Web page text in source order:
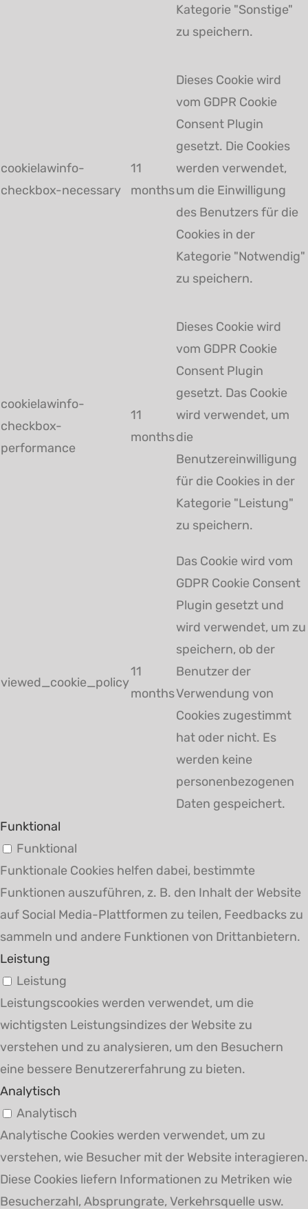
Kategorie "Sonstige"
zu speichern.
cookielawinfo-
checkbox-necessary
11
months
Dieses Cookie wird
vom GDPR Cookie
Consent Plugin
gesetzt. Die Cookies
werden verwendet,
um die Einwilligung
des Benutzers für die
Cookies in der
Kategorie "Notwendig"
zu speichern.
cookielawinfo-
checkbox-
performance
11
months
Dieses Cookie wird
vom GDPR Cookie
Consent Plugin
gesetzt. Das Cookie
wird verwendet, um
die
Benutzereinwilligung
für die Cookies in der
Kategorie "Leistung"
zu speichern.
viewed_cookie_policy
11
months
Das Cookie wird vom
GDPR Cookie Consent
Plugin gesetzt und
wird verwendet, um zu
speichern, ob der
Benutzer der
Verwendung von
Cookies zugestimmt
hat oder nicht. Es
werden keine
personenbezogenen
Daten gespeichert.
Funktional
Funktional
Funktionale Cookies helfen dabei, bestimmte
Funktionen auszuführen, z. B. den Inhalt der Website
auf Social Media-Plattformen zu teilen, Feedbacks zu
sammeln und andere Funktionen von Drittanbietern.
Leistung
Leistung
Leistungscookies werden verwendet, um die
wichtigsten Leistungsindizes der Website zu
verstehen und zu analysieren, um den Besuchern
eine bessere Benutzererfahrung zu bieten.
Analytisch
Analytisch
Analytische Cookies werden verwendet, um zu
verstehen, wie Besucher mit der Website interagieren.
Diese Cookies liefern Informationen zu Metriken wie
Besucherzahl, Absprungrate, Verkehrsquelle usw.